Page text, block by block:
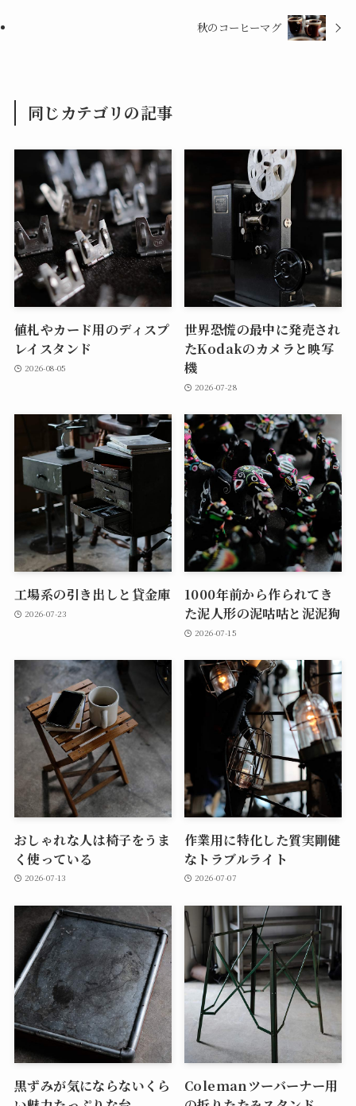
秋のコーヒーマグ
同じカテゴリの記事
値札やカード用のディスプ
レイスタンド
2026-08-05
世界恐慌の最中に発売され
たKodakのカメラと映写
機
2026-07-28
工場系の引き出しと貸金庫
2026-07-23
1000年前から作られてき
た泥人形の泥咕咕と泥泥狗
2026-07-15
おしゃれな人は椅子をうま
く使っている
2026-07-13
作業用に特化した質実剛健
なトラブルライト
2026-07-07
黒ずみが気にならないくら
Colemanツーバーナー用